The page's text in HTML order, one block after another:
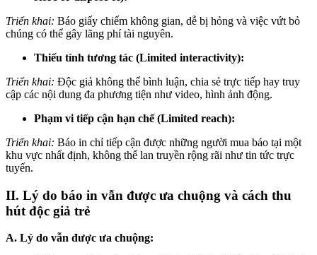
Triển khai: Báo giấy chiếm không gian, dễ bị hỏng và việc vứt bỏ
chúng có thể gây lãng phí tài nguyên.
Thiếu tính tương tác (Limited interactivity):
Triển khai: Độc giả không thể bình luận, chia sẻ trực tiếp hay truy
cập các nội dung đa phương tiện như video, hình ảnh động.
Phạm vi tiếp cận hạn chế (Limited reach):
Triển khai: Báo in chỉ tiếp cận được những người mua báo tại một
khu vực nhất định, không thể lan truyền rộng rãi như tin tức trực
tuyến.
II. Lý do báo in vẫn được ưa chuộng và cách thu
hút độc giả trẻ
A. Lý do vẫn được ưa chuộng: